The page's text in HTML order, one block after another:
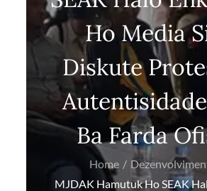
Ho Media
Diskute
Ba Farda
Home
MJDAK Hamutuk Ho SEAK